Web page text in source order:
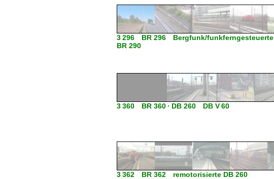
3 296 BR 296 Bergfunk/funkferngesteuerte
BR 290
3 360 BR 360 · DB 260 DB V 60
3 362 BR 362 remotorisierte DB 260